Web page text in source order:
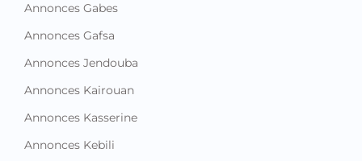
Annonces Gabes
Annonces Gafsa
Annonces Jendouba
Annonces Kairouan
Annonces Kasserine
Annonces Kebili